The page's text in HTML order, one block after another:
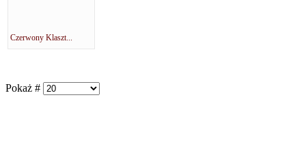
Czerwony Klaszt...
Pokaż #